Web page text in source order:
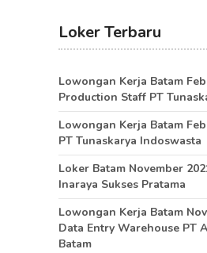
Loker Terbaru
Lowongan Kerja Batam
Production Staff PT
Lowongan Kerja Batam
PT Tunaskarya Indoswasta
Loker Batam November
Inaraya Sukses Pratama
Lowongan Kerja Batam
Data Entry Warehouse PT
Batam